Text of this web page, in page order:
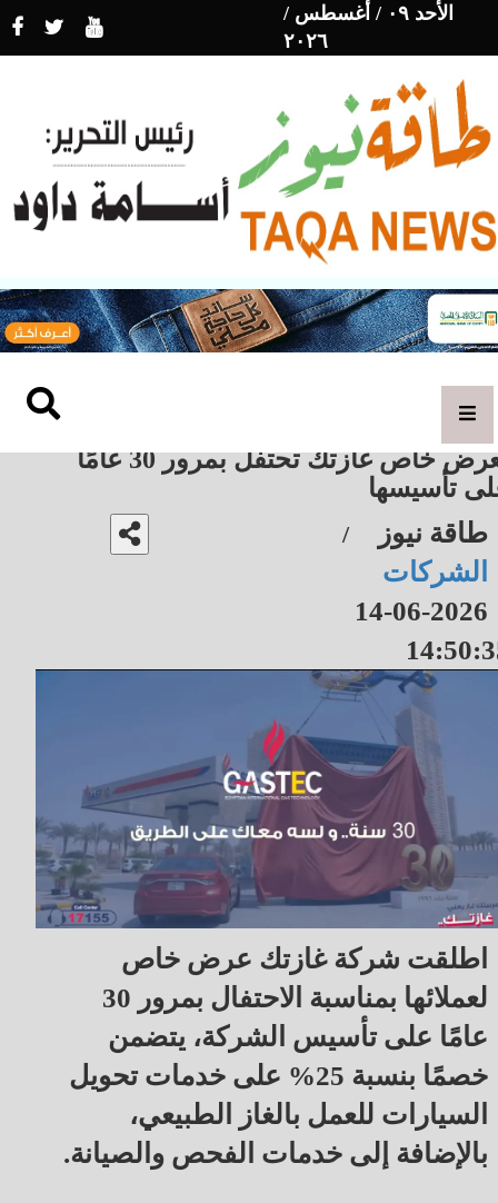
الأحد ٠٩ / أغسطس /
٢٠٢٦
بعرض خاص غازتك تحتفل بمرور 30 عامًا
تأسيسها
طاقة نيوز /
الشركات
2026-06-14
اطلقت شركة غازتك عرض خاص
لعملائها بمناسبة الاحتفال بمرور 30
عامًا على تأسيس الشركة، يتضمن
خصمًا بنسبة 25% على خدمات تحويل
السيارات للعمل بالغاز الطبيعي،
بالإضافة إلى خدمات الفحص والصيانة.